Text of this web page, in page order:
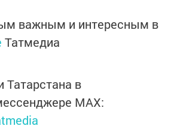
важным и интересным в
Татмедиа
Татарстана в
MАХ: